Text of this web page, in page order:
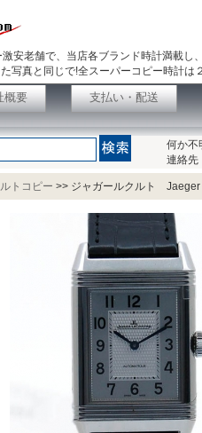
安老舗で、当店各ブランド時計満載
写真と同じで!全スーパーコピー時計
概要 支払い・配送
何か不
連絡
トコピー >> ジャガールクルト